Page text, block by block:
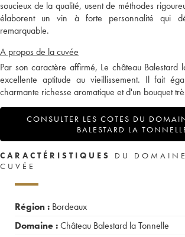
soucieux de la qualité, usent de méthodes
élaborent un vin à forte personnalité qui
remarquable.
A propos de la cuvée
Par son caractère affirmé, Le château Balestard
excellente aptitude au vieillissement. Il fait
charmante richesse aromatique et d'un bouquet
CONSULTER LES COTES DU
BALESTARD LA
CARACTÉRISTIQUES
DU
CUVÉE
Région : Bordeaux
Domaine :Château Balestard la Tonnelle